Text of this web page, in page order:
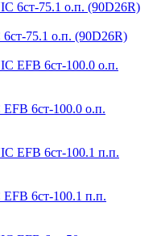
75.1 о.п. (90D26R)
6ст-100.0 о.п.
6ст-100.1 п.п.